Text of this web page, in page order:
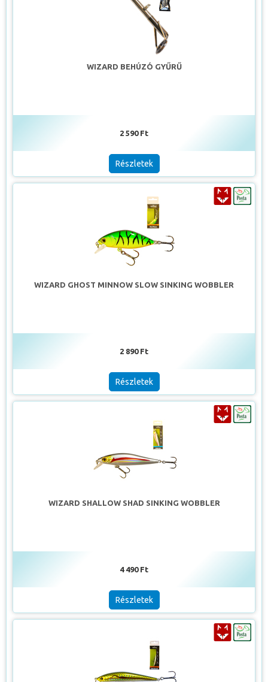
WIZARD BEHÚZÓ GYŰRŰ
2 590 Ft
Részletek
WIZARD GHOST MINNOW SLOW SINKING WOBBLER
2 890 Ft
Részletek
WIZARD SHALLOW SHAD SINKING WOBBLER
4 490 Ft
Részletek